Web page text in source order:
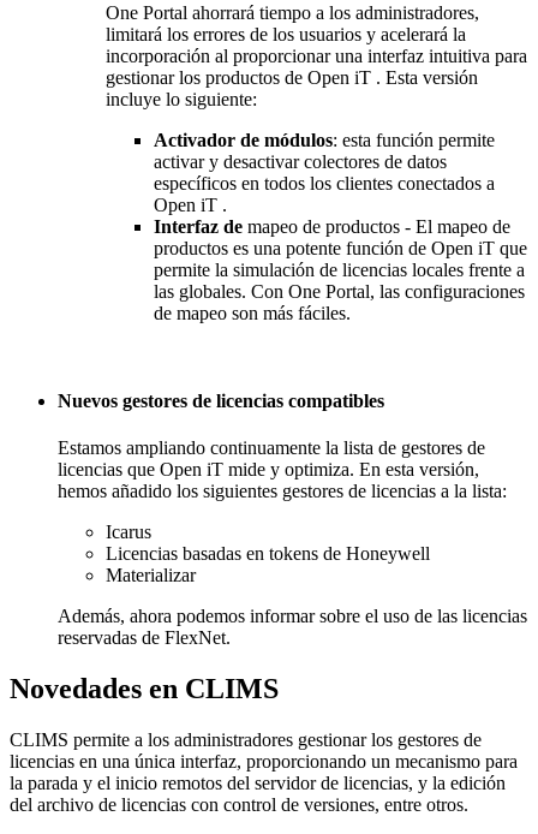
One Portal ahorrará tiempo a los administradores,
limitará los errores de los usuarios y acelerará la
incorporación al proporcionar una interfaz intuitiva para
gestionar los productos de Open iT . Esta versión
incluye lo siguiente:
Activador de módulos: esta función permite
activar y desactivar colectores de datos
específicos en todos los clientes conectados a
Open iT .
Interfaz de mapeo de productos - El mapeo de
productos es una potente función de Open iT que
permite la simulación de licencias locales frente a
las globales. Con One Portal, las configuraciones
de mapeo son más fáciles.
Nuevos gestores de licencias compatibles
Estamos ampliando continuamente la lista de gestores de
licencias que Open iT mide y optimiza. En esta versión,
hemos añadido los siguientes gestores de licencias a la lista:
Icarus
Licencias basadas en tokens de Honeywell
Materializar
Además, ahora podemos informar sobre el uso de las licencias
reservadas de FlexNet.
Novedades en CLIMS
CLIMS permite a los administradores gestionar los gestores de
licencias en una única interfaz, proporcionando un mecanismo para
la parada y el inicio remotos del servidor de licencias, y la edición
del archivo de licencias con control de versiones, entre otros.